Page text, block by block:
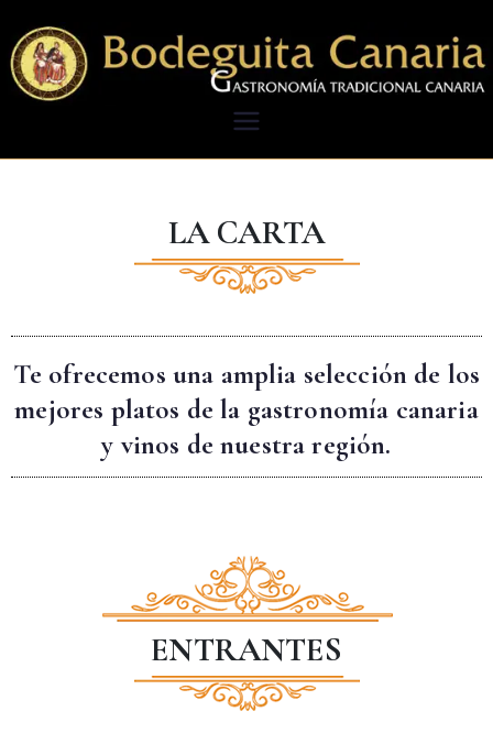
LA CARTA
Te ofrecemos una amplia selección de los
mejores platos de la gastronomía canaria
y vinos de nuestra región.
ENTRANTES